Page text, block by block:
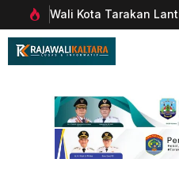
Langsung
ke
Wali Kota Tarakan
sebagai Sekda